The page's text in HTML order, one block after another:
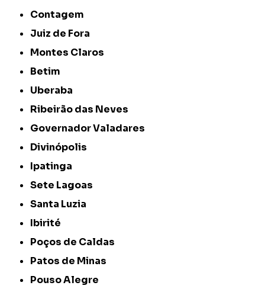
Contagem
Juiz de Fora
Montes Claros
Betim
Uberaba
Ribeirão das Neves
Governador Valadares
Divinópolis
Ipatinga
Sete Lagoas
Santa Luzia
Ibirité
Poços de Caldas
Patos de Minas
Pouso Alegre